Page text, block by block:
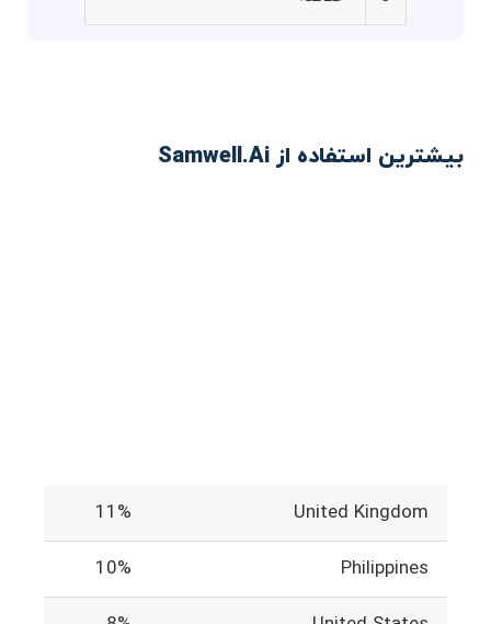
بیشترین استفاده از Samwell.Ai
United Kingdom
11%
Philippines
10%